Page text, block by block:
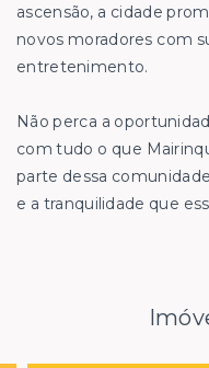
ascensão, a cidade
novos moradores com
entretenimento.
Não perca a
com tudo o que
parte dessa
e a tranquilidade que